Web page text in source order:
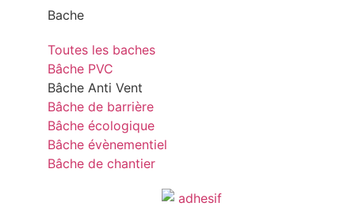
Bache
Toutes les baches
Bâche PVC
Bâche Anti Vent
Bâche de barrière
Bâche écologique
Bâche évènementiel
Bâche de chantier